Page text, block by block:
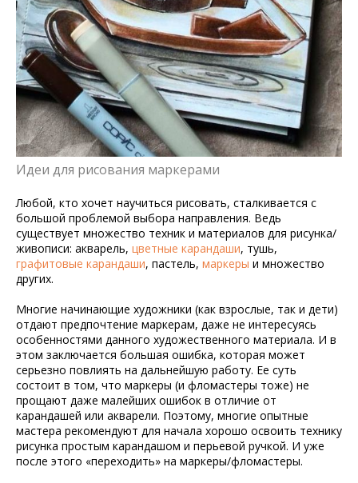
Идеи для рисования маркерами
Любой, кто хочет научиться рисовать, сталкивается с
большой проблемой выбора направления. Ведь
существует множество техник и материалов для рисунка/
живописи: акварель, цветные карандаши, тушь,
графитовые карандаши, пастель, маркеры и множество
других.
Многие начинающие художники (как взрослые, так и дети)
отдают предпочтение маркерам, даже не интересуясь
особенностями данного художественного материала. И в
этом заключается большая ошибка, которая может
серьезно повлиять на дальнейшую работу. Ее суть
состоит в том, что маркеры (и фломастеры тоже) не
прощают даже малейших ошибок в отличие от
карандашей или акварели. Поэтому, многие опытные
мастера рекомендуют для начала хорошо освоить технику
рисунка простым карандашом и перьевой ручкой. И уже
после этого «переходить» на маркеры/фломастеры.